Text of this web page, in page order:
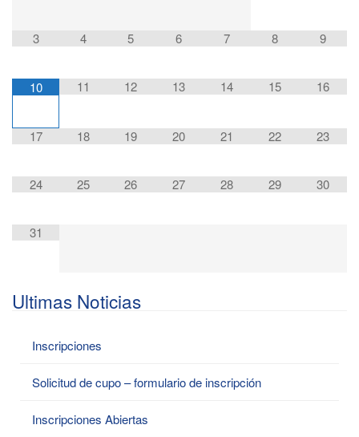
3 4 5 6 7 8 9
10 11 12 13 14 15 16
17 18 19 20 21 22 23
24 25 26 27 28 29 30
31
Ultimas Noticias
Inscripciones
Solicitud de cupo – formulario de inscripción
Inscripciones Abiertas